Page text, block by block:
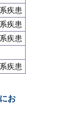
お
疾患
疾患
疾患
疾患